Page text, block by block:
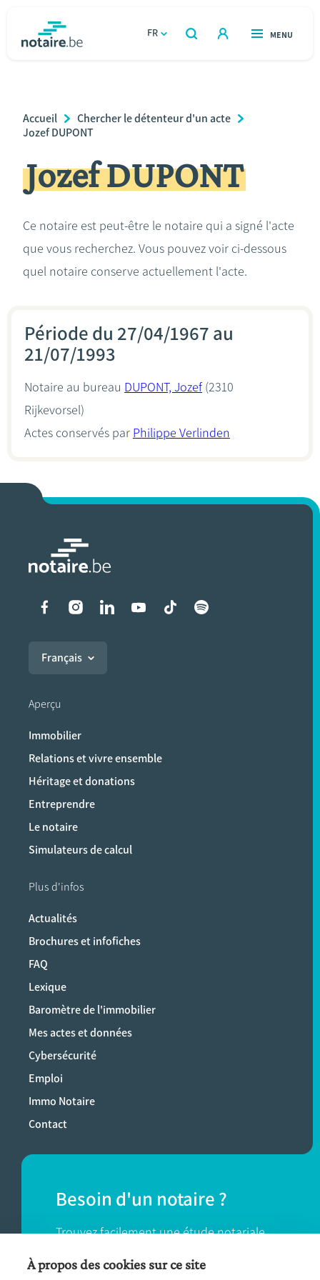
FR
OUVERT
RECHERCHER
OUVERT
MENU
Relations et vivre ensemble
Héritage et donations
Le notaire
Breadcrumb
Accueil
Chercher le détenteur d'un acte
Jozef DUPONT
Jozef DUPONT
Ce notaire est peut-être le notaire qui a signé l'acte
que vous recherchez. Vous pouvez voir ci-dessous
quel notaire conserve actuellement l'acte.
Période du 27/04/1967 au
21/07/1993
Notaire au bureau DUPONT, Jozef(2310
Rijkevorsel)
Actes conservés par Philippe Verlinden
Liens vers les réseaux
Français
Aperçu
Immobilier
Relations et vivre ensemble
Héritage et donations
Entreprendre
Le notaire
Simulateurs de calcul
Plus d'infos
Actualités
Brochures et infofiches
FAQ
Lexique
Baromètre de l'immobilier
Mes actes et données
Cybersécurité
Emploi
Immo Notaire
Contact
Besoin d'un notaire ?
Trouvez facilement une étude notariale
près de chez vous.
À propos des cookies sur ce site